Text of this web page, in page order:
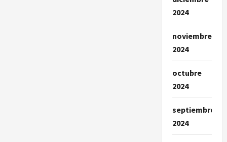
2024
noviembre
2024
octubre
2024
septiembre
2024